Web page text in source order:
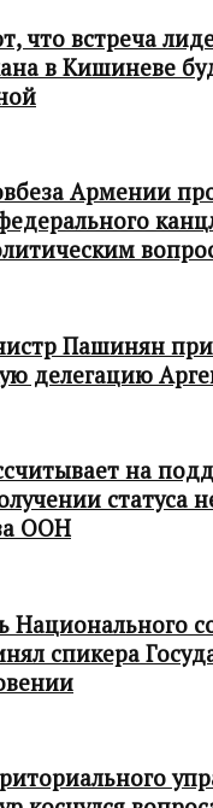
что встреча
в Кишиневе
Армении
Пашинян
делегацию
на
статуса
ООН
Национального
спикера